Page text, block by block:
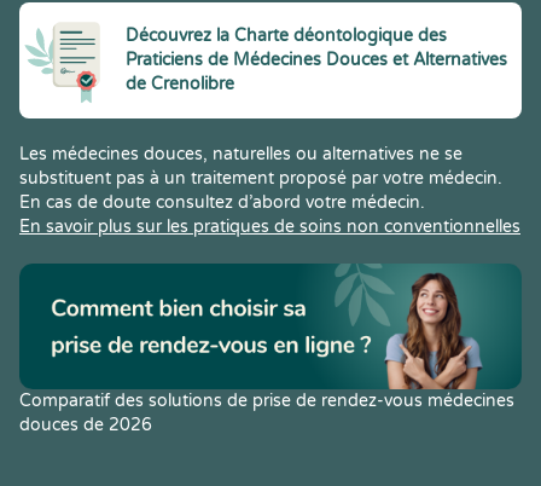
Découvrez la Charte déontologique des
Praticiens de Médecines Douces et Alternatives
de Crenolibre
Les médecines douces, naturelles ou alternatives ne se
substituent pas à un traitement proposé par votre médecin.
En cas de doute consultez d’abord votre médecin.
En savoir plus sur les pratiques de soins non conventionnelles
Comparatif des solutions de prise de rendez-vous médecines
douces de 2026